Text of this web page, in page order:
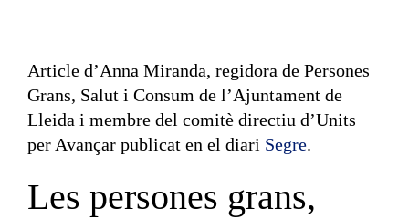
Article d’Anna Miranda, regidora de Persones
Grans, Salut i Consum de l’Ajuntament de
Lleida i membre del comitè directiu d’Units
per Avançar publicat en el diari Segre.
Les persones grans,